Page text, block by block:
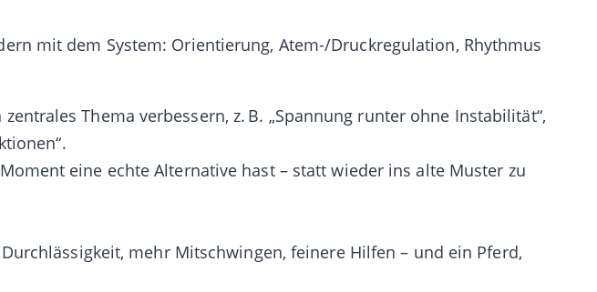
mit dem System: Orientierung, Atem-/Druckregulation, Rhythmus
Thema verbessern, z. B. „Spannung runter ohne Instabilität“,
eine echte Alternative hast – statt wieder ins alte Muster zu
mehr Mitschwingen, feinere Hilfen – und ein Pferd,